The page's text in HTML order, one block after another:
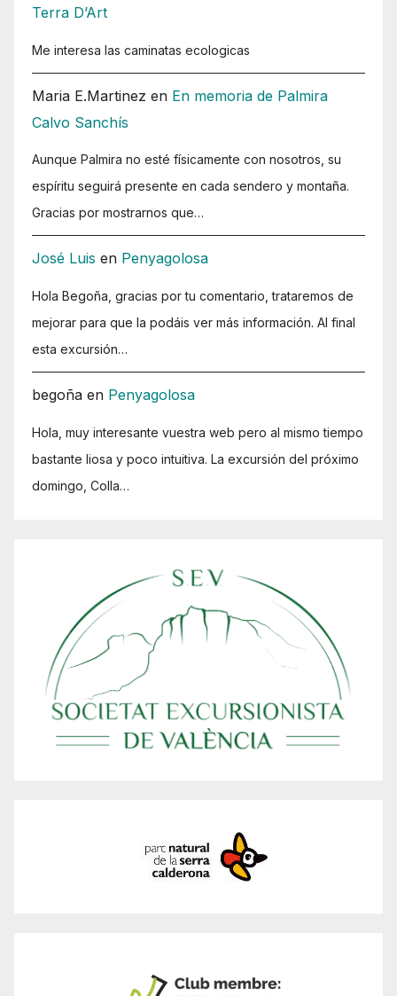
Terra D’Art
Me interesa las caminatas ecologicas
Maria E.Martinez en En memoria de Palmira
Calvo Sanchís
Aunque Palmira no esté físicamente con nosotros, su
espíritu seguirá presente en cada sendero y montaña.
Gracias por mostrarnos que…
José Luis en Penyagolosa
Hola Begoña, gracias por tu comentario, trataremos de
mejorar para que la podáis ver más información. Al final
esta excursión…
begoña en Penyagolosa
Hola, muy interesante vuestra web pero al mismo tiempo
bastante liosa y poco intuitiva. La excursión del próximo
domingo, Colla…